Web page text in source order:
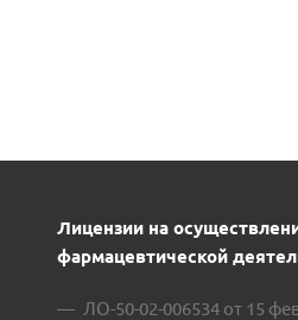
Лицензии на
фармацевтической
ЛО-50-02-006534 от 15